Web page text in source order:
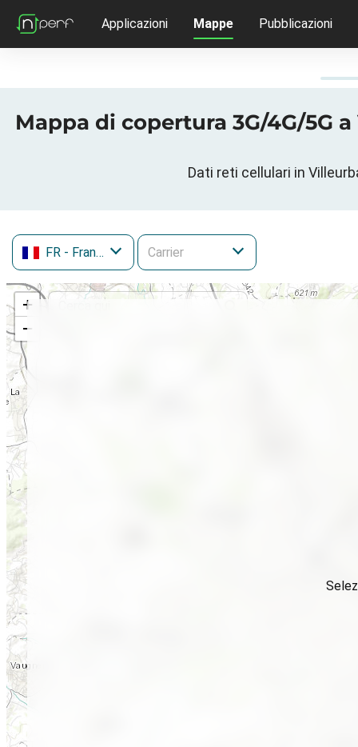
Applicazioni Mappe Pubblicazioni
Mappa di copertura 3G/4G/5G
Dati reti cellulari in
FR - Francia
+
−